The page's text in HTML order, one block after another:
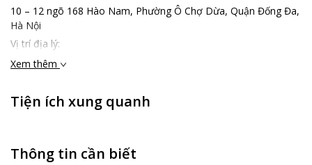
10 – 12 ngõ 168 Hào Nam, Phường Ô Chợ Dừa, Quận Đống Đa,
Hà Nội
Vị trí địa lý:
Khách sạn Sunny 3 sở hữu vị trí đắc địa tại trung tâm của quận
công tác tại Hà Nội.
phòng đều có không gian rộng rãi và được trang bị đầy đủ tiện
Xem thêm
Tiện ích xung quanh
Thông tin cần biết